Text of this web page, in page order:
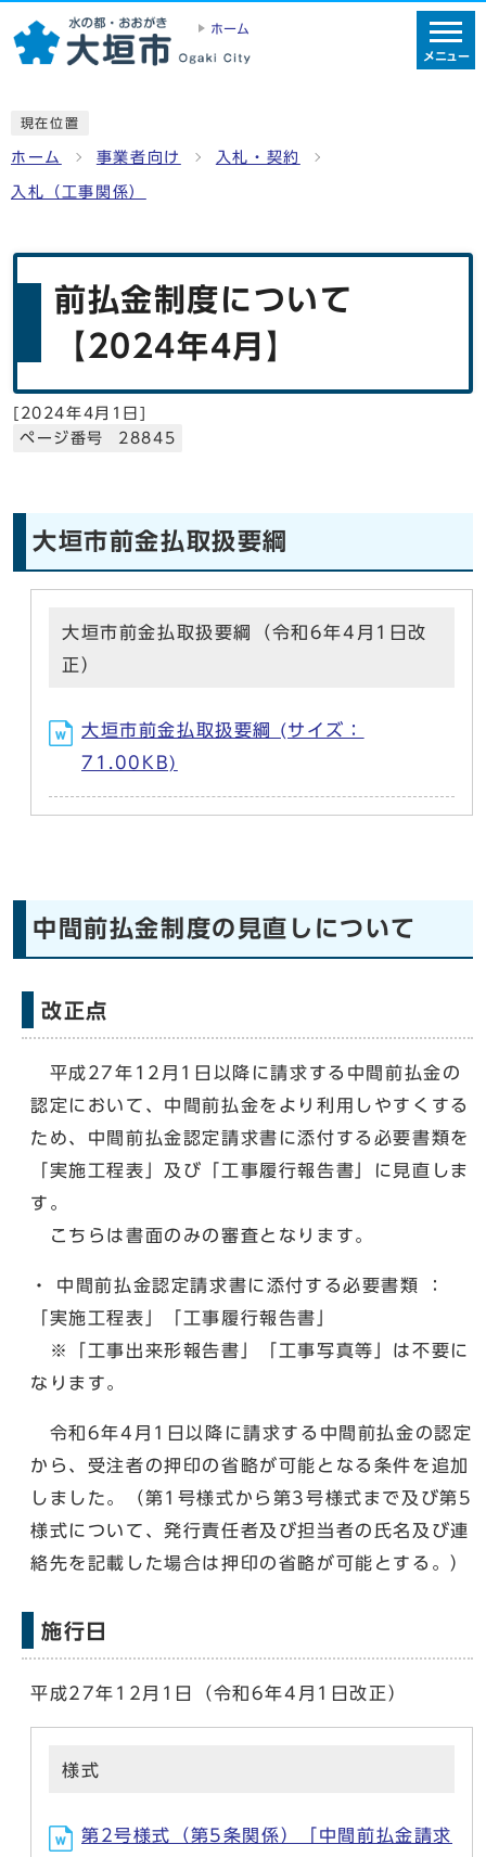
ホーム
メニュー
現在位置
ホーム 事業者向け 入札・契約
入札（工事関係）
前払金制度について
【2024年4月】
[ 2024年4月1日]
ページ番号 28845
大垣市前金払取扱要綱
大垣市前金払取扱要綱（令和6年4月1日改
正）
大垣市前金払取扱要綱 (サイズ：
71.00KB)
中間前払金制度の見直しについて
改正点
平成27年12月1日以降に請求する中間前払金の
認定において、中間前払金をより利用しやすくする
ため、中間前払金認定請求書に添付する必要書類を
「実施工程表」及び「工事履行報告書」に見直しま
す。
こちらは書面のみの審査となります。
・ 中間前払金認定請求書に添付する必要書類 ：
「実施工程表」「工事履行報告書」
※「工事出来形報告書」「工事写真等」は不要に
なります。
令和6年4月1日以降に請求する中間前払金の認定
から、受注者の押印の省略が可能となる条件を追加
しました。（第1号様式から第3号様式まで及び第5
様式について、発行責任者及び担当者の氏名及び連
絡先を記載した場合は押印の省略が可能とする。）
施行日
平成27年12月1日（令和6年4月1日改正）
様式
第2号様式（第5条関係）「中間前払金請求